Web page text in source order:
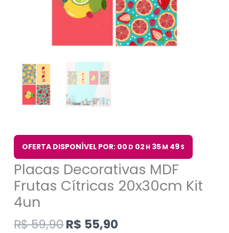
OFERTA DISPONÍVEL POR: 00 D 02 H 35M 48S
Placas Decorativas MDF
Frutas Cítricas 20x30cm Kit
4un
R$59,90R$ 55,90